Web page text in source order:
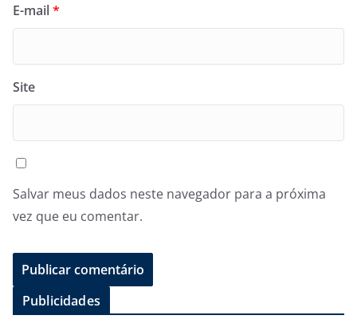
E-mail*
Site
Salvar meus dados neste navegador para a próxima
vez que eu comentar.
Publicidades